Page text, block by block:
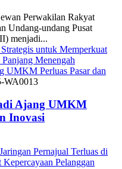
Perwakilan Rakyat
Undang-undang Pusat
menjadi...
untuk Memperkuat
Menengah
UMKM Perluas Pasar dan
Ajang UMKM
Inovasi
Pernajual Terluas di
Pelanggan